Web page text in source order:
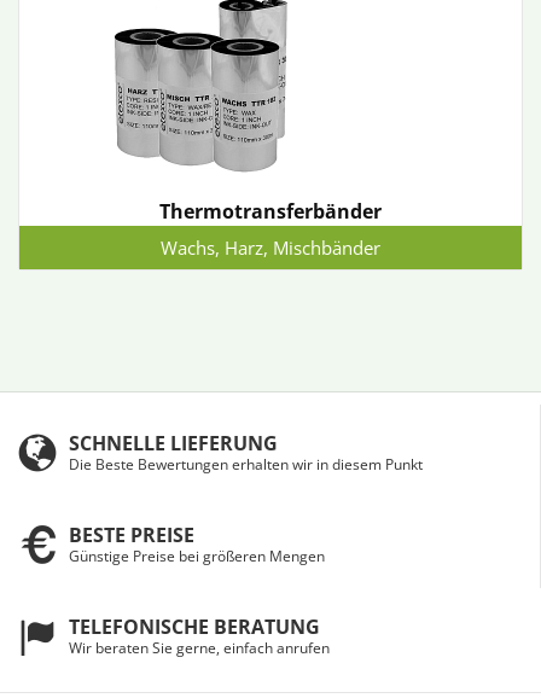
Thermotransferbänder
Wachs, Harz, Mischbänder
SCHNELLE LIEFERUNG
Die Beste Bewertungen erhalten wir in diesem Punkt
BESTE PREISE
Günstige Preise bei größeren Mengen
TELEFONISCHE BERATUNG
Wir beraten Sie gerne, einfach anrufen